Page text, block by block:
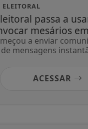
ELEITORAL
passa a
mesários
a enviar
mensagens
ACESSAR